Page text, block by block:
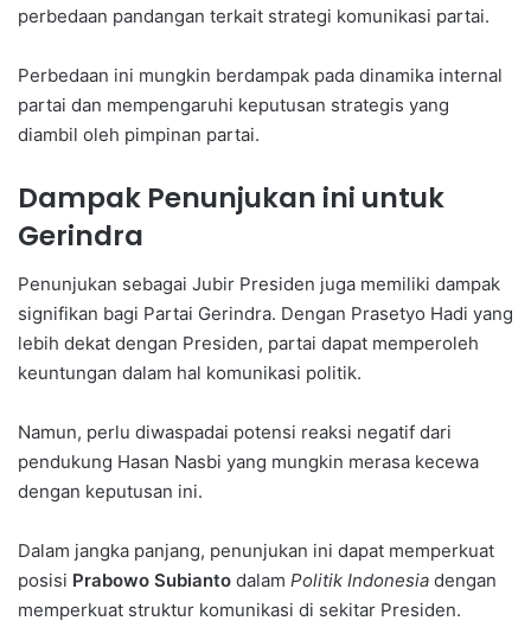
perbedaan pandangan terkait strategi komunikasi partai.
Perbedaan ini mungkin berdampak pada dinamika internal
partai dan mempengaruhi keputusan strategis yang
diambil oleh pimpinan partai.
Dampak Penunjukan ini untuk
Gerindra
Penunjukan sebagai Jubir Presiden juga memiliki dampak
signifikan bagi Partai Gerindra. Dengan Prasetyo Hadi yang
lebih dekat dengan Presiden, partai dapat memperoleh
keuntungan dalam hal komunikasi politik.
Namun, perlu diwaspadai potensi reaksi negatif dari
pendukung Hasan Nasbi yang mungkin merasa kecewa
dengan keputusan ini.
Dalam jangka panjang, penunjukan ini dapat memperkuat
posisi Prabowo Subianto dalam Politik Indonesia dengan
memperkuat struktur komunikasi di sekitar Presiden.